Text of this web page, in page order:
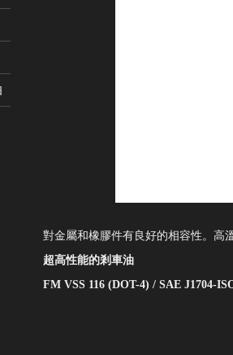
對金屬和橡膠件有良好的相容性。高
超高性能的剎車油
FM VSS 116 (DOT-4) / SAE J1704-